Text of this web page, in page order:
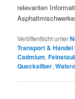
relevanten
Veröffentlicht unter
Transport & Handel
Cadmium,
Quecksilber,